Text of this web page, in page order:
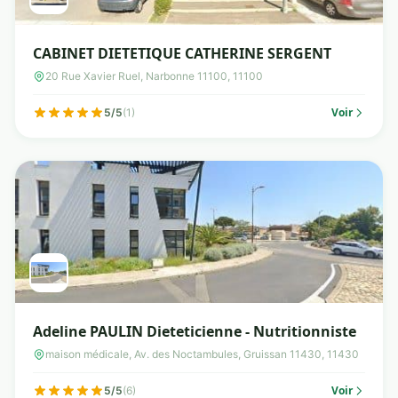
CABINET DIETETIQUE CATHERINE SERGENT
20 Rue Xavier Ruel, Narbonne 11100, 11100
5/5(1) Voir
Adeline PAULIN Dieteticienne - Nutritionniste
maison médicale, Av. des Noctambules, Gruissan 11430, 11430
5/5(6) Voir